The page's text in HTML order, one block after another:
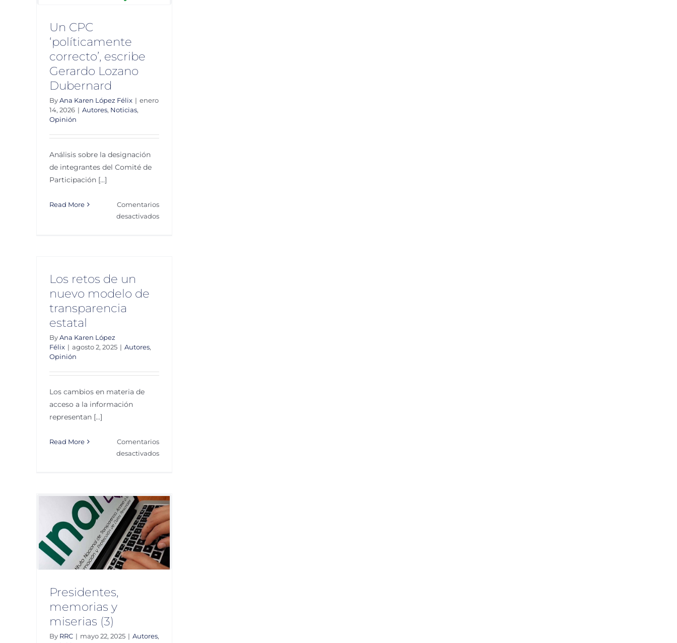
Un CPC
‘políticamente
correcto’, escribe
Gerardo Lozano
Dubernard
ByAna Karen López Félix | enero
14, 2026 | Autores, Noticias,
Opinión
Análisis sobre la designación
de integrantes del Comité de
Participación [...]
Read More
Comentarios
desactivadosen
Los retos de un
nuevo modelo de
transparencia
estatal
ByAna Karen López
Félix | agosto 2, 2025 | Autores,
Opinión
Los cambios en materia de
acceso a la información
representan [...]
Read More
Comentarios
desactivadosen
un
nuevo
modelo
de
transparencia
estatal
Presidentes,
memorias y
miserias (3)
By RRC | mayo 22, 2025 | Autores,